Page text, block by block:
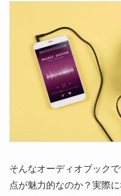
そんなオーディオブック
点が魅力的なのか？実際